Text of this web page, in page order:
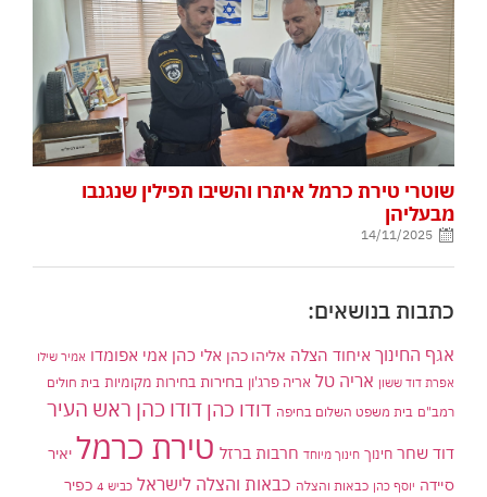
שוטרי טירת כרמל איתרו והשיבו תפילין שנגנבו
מבעליהן
14/11/2025
כתבות בנושאים:
אגף החינוך איחוד הצלה אליהו כהן אלי כהן אמי אפומדו אמיר שילו
אפרת דוד ששון אריה טל אריה פרג'ון בחירות בחירות מקומיות בית חולים
רמב"ם בית משפט השלום בחיפה דודו כהן דודו כהן ראש העיר
דוד שחר חינוך חינוך מיוחד חרבות ברזל טירת כרמל יאיר
סיידה יוסף כהן כבאות והצלה כבאות והצלה לישראל כביש 4
כפיר